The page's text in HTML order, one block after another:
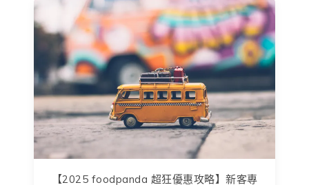
【2025 foodpanda 超狂優惠攻略】新客專